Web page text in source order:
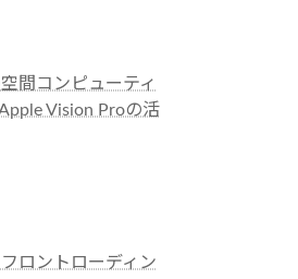
間コンピューティ
Vision Proの活
ロントローディン